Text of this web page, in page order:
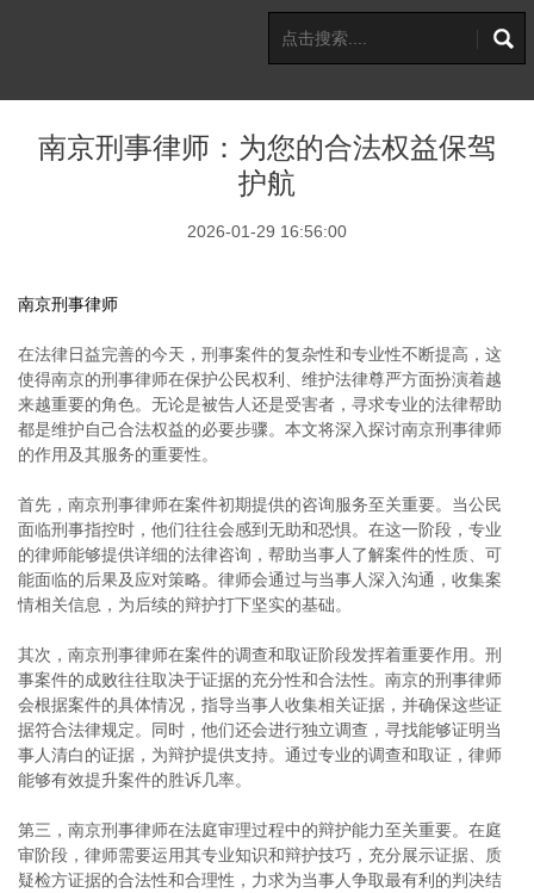
南京刑事律师：为您的合法权益保驾
护航
2026-01-29 16:56:00
南京刑事律师
在法律日益完善的今天，刑事案件的复杂性和专业性不断提高，这
使得南京的刑事律师在保护公民权利、维护法律尊严方面扮演着越
来越重要的角色。无论是被告人还是受害者，寻求专业的法律帮助
都是维护自己合法权益的必要步骤。本文将深入探讨南京刑事律师
的作用及其服务的重要性。
首先，南京刑事律师在案件初期提供的咨询服务至关重要。当公民
面临刑事指控时，他们往往会感到无助和恐惧。在这一阶段，专业
的律师能够提供详细的法律咨询，帮助当事人了解案件的性质、可
能面临的后果及应对策略。律师会通过与当事人深入沟通，收集案
情相关信息，为后续的辩护打下坚实的基础。
其次，南京刑事律师在案件的调查和取证阶段发挥着重要作用。刑
事案件的成败往往取决于证据的充分性和合法性。南京的刑事律师
会根据案件的具体情况，指导当事人收集相关证据，并确保这些证
据符合法律规定。同时，他们还会进行独立调查，寻找能够证明当
事人清白的证据，为辩护提供支持。通过专业的调查和取证，律师
能够有效提升案件的胜诉几率。
第三，南京刑事律师在法庭审理过程中的辩护能力至关重要。在庭
审阶段，律师需要运用其专业知识和辩护技巧，充分展示证据、质
疑检方证据的合法性和合理性，力求为当事人争取最有利的判决结